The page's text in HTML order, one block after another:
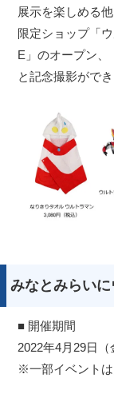
展示を楽しめる
限定ショップ「
E」のオープン
と記念撮影がで
みなとみらい
■ 開催期間
2022年4月29日（
※一部イベント